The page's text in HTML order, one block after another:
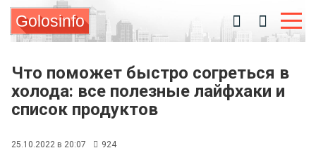
Golosinfo
Что поможет быстро согреться в
холода: все полезные лайфхаки и
список продуктов
25.10.2022 в 20:07 924